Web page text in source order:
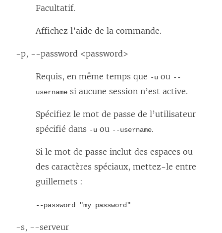
Facultatif.
Affichez l’aide de la commande.
-p, --password <password>
Requis, en même temps que -u ou --
username si aucune session n’est active.
Spécifiez le mot de passe de l’utilisateur
spécifié dans -u ou --username.
Si le mot de passe inclut des espaces ou
des caractères spéciaux, mettez-le entre
guillemets :
--password "my password"
-s, --serveur